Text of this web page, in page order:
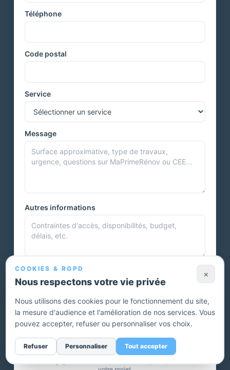
Téléphone
Code postal
Service
Message
Autres informations
Photos et documents
Vous pouvez joindre plusieurs photos ou autres documents.
Envoyer ma demande — devis gratuit
COOKIES & RGPD
Nous respectons votre vie privée
×
Nous utilisons des cookies pour le fonctionnement du site,
la mesure d'audience et l'amélioration de nos services. Vous
pouvez accepter, refuser ou personnaliser vos choix.
Refuser Personnaliser Tout accepter